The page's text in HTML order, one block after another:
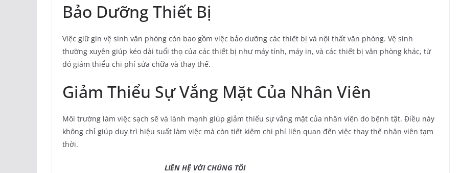
Bảo Dưỡng Thiết Bị
Việc giữ gìn vệ sinh văn phòng còn bao gồm việc bảo dưỡng các thiết bị và nội thất văn phòng. Vệ sinh
thường xuyên giúp kéo dài tuổi thọ của các thiết bị như máy tính, máy in, và các thiết bị văn phòng khác, từ
đó giảm thiểu chi phí sửa chữa và thay thế.
Giảm Thiểu Sự Vắng Mặt Của Nhân Viên
Môi trường làm việc sạch sẽ và lành mạnh giúp giảm thiểu sự vắng mặt của nhân viên do bệnh tật. Điều này
không chỉ giúp duy trì hiệu suất làm việc mà còn tiết kiệm chi phí liên quan đến việc thay thế nhân viên tạm
thời.
LIÊN HỆ VỚI CHÚNG TÔI